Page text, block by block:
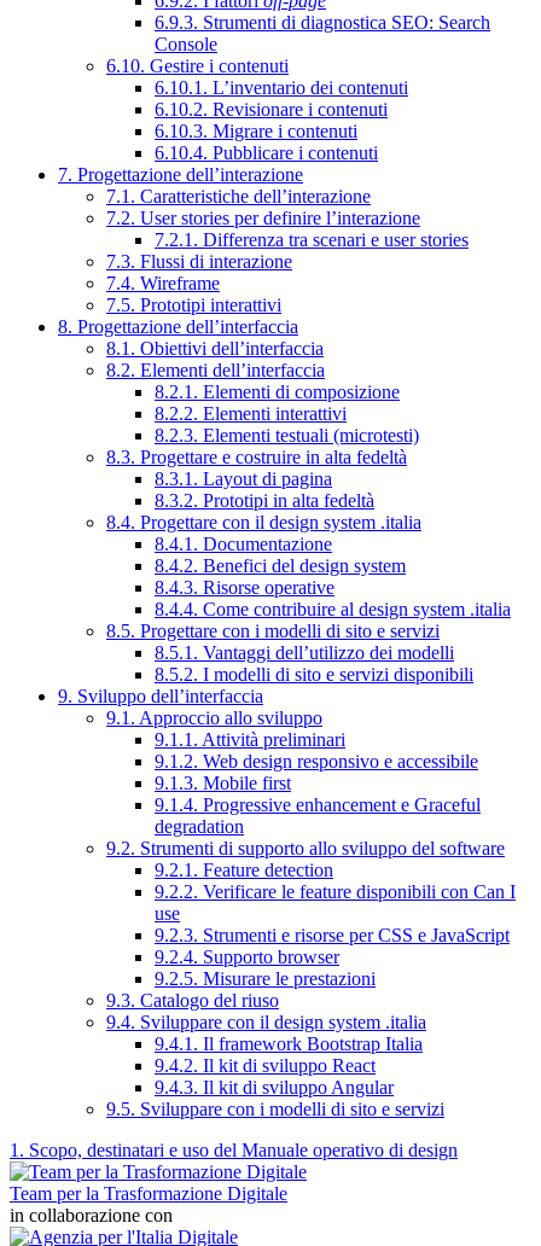
6.9.3. Strumenti di diagnostica SEO: Search
Console
6.10. Gestire i contenuti
6.10.1. L’inventario dei contenuti
6.10.2. Revisionare i contenuti
6.10.3. Migrare i contenuti
6.10.4. Pubblicare i contenuti
7. Progettazione dell’interazione
7.1. Caratteristiche dell’interazione
7.2. User stories per definire l’interazione
7.2.1. Differenza tra scenari e user stories
7.3. Flussi di interazione
7.4. Wireframe
7.5. Prototipi interattivi
8. Progettazione dell’interfaccia
8.1. Obiettivi dell’interfaccia
8.2. Elementi dell’interfaccia
8.2.1. Elementi di composizione
8.2.2. Elementi interattivi
8.2.3. Elementi testuali (microtesti)
8.3. Progettare e costruire in alta fedeltà
8.3.1. Layout di pagina
8.3.2. Prototipi in alta fedeltà
8.4. Progettare con il design system .italia
8.4.1. Documentazione
8.4.2. Benefici del design system
8.4.3. Risorse operative
8.4.4. Come contribuire al design system .italia
8.5. Progettare con i modelli di sito e servizi
8.5.1. Vantaggi dell’utilizzo dei modelli
8.5.2. I modelli di sito e servizi disponibili
9. Sviluppo dell’interfaccia
9.1. Approccio allo sviluppo
9.1.1. Attività preliminari
9.1.2. Web design responsivo e accessibile
9.1.3. Mobile first
9.1.4. Progressive enhancement e Graceful
degradation
9.2. Strumenti di supporto allo sviluppo del software
9.2.1. Feature detection
9.2.2. Verificare le feature disponibili con Can I
use
9.2.3. Strumenti e risorse per CSS e JavaScript
9.2.4. Supporto browser
9.2.5. Misurare le prestazioni
9.3. Catalogo del riuso
9.4. Sviluppare con il design system .italia
9.4.1. Il framework Bootstrap Italia
9.4.2. Il kit di sviluppo React
9.4.3. Il kit di sviluppo Angular
9.5. Sviluppare con i modelli di sito e servizi
1. Scopo, destinatari e uso del Manuale operativo di design
Team per la Trasformazione Digitale
in collaborazione con